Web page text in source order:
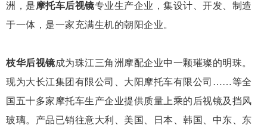
洲，是摩托车后视镜专业生产企业，集设计、开发、制造
于一体，是一家充满生机的朝阳企业。
枝华后视镜成为珠江三角洲摩配企业中一颗璀璨的明珠。
现为大长江集团有限公司、大阳摩托车有限公司……等全
国五十多家摩托车生产企业提供质量上乘的后视镜及挡风
玻璃。产品已销往意大利、美国、日本、韩国、中东、东